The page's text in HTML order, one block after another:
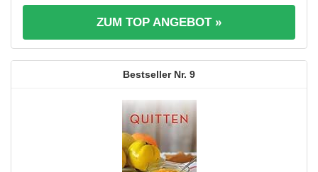
ZUM TOP ANGEBOT »
9